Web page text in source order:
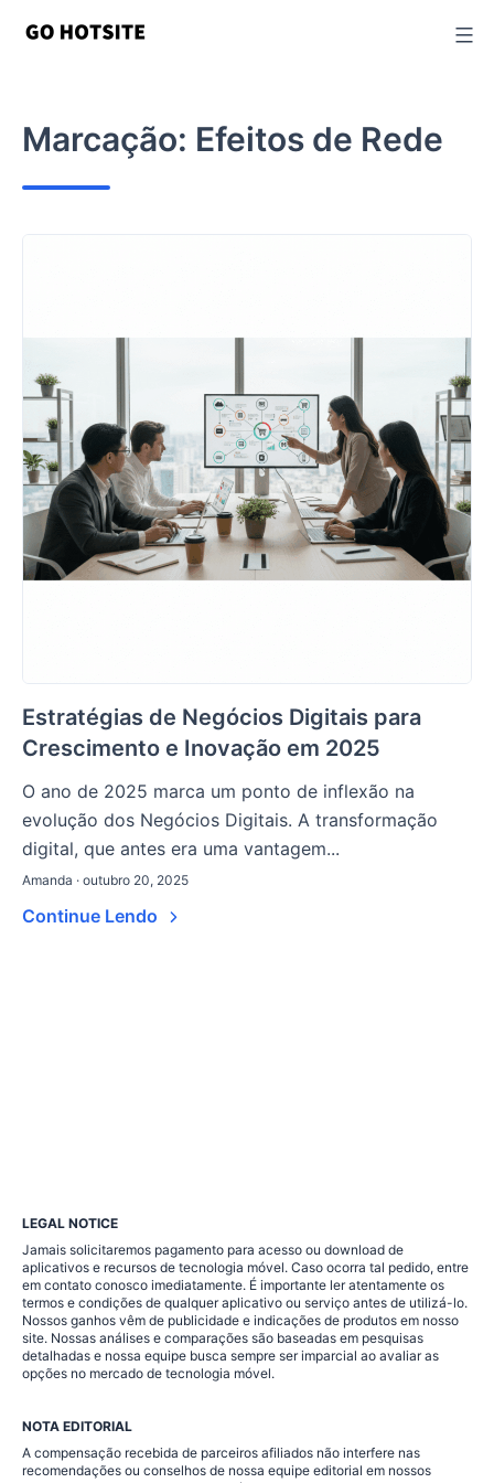
Marcação: Efeitos de Rede
Estratégias de Negócios Digitais para
Crescimento e Inovação em 2025
O ano de 2025 marca um ponto de inflexão na
evolução dos Negócios Digitais. A transformação
digital, que antes era uma vantagem...
Amanda · outubro 20, 2025
Continue Lendo
LEGAL NOTICE
Jamais solicitaremos pagamento para acesso ou download de
aplicativos e recursos de tecnologia móvel. Caso ocorra tal pedido, entre
em contato conosco imediatamente. É importante ler atentamente os
termos e condições de qualquer aplicativo ou serviço antes de utilizá-lo.
Nossos ganhos vêm de publicidade e indicações de produtos em nosso
site. Nossas análises e comparações são baseadas em pesquisas
detalhadas e nossa equipe busca sempre ser imparcial ao avaliar as
opções no mercado de tecnologia móvel.
NOTA EDITORIAL
A compensação recebida de parceiros afiliados não interfere nas
recomendações ou conselhos de nossa equipe editorial em nossos